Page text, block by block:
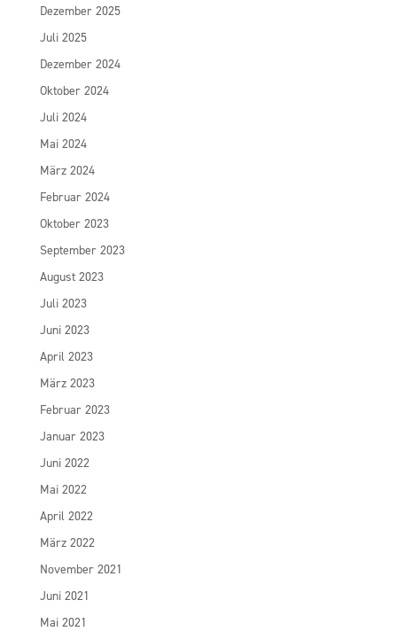
Dezember 2025
Juli 2025
Dezember 2024
Oktober 2024
Juli 2024
Mai 2024
März 2024
Februar 2024
Oktober 2023
September 2023
August 2023
Juli 2023
Juni 2023
April 2023
März 2023
Februar 2023
Januar 2023
Juni 2022
Mai 2022
April 2022
März 2022
November 2021
Juni 2021
Mai 2021